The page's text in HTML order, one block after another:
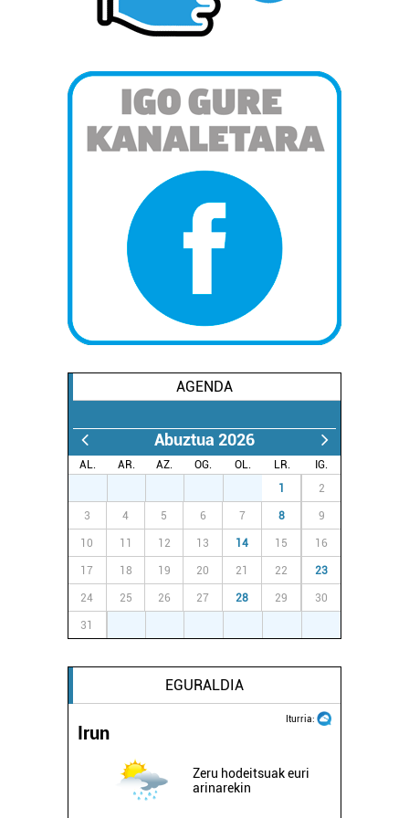
AGENDA
Abuztua 2026
AL. AR. AZ. OG. OL. LR.
IG.
1 2
3 4 5 6 7 8 9
10 11 12 13 14 15 16
17 18 19 20 21 22 23
24 25 26 27 28 29 30
31
EGURALDIA
Iturria:
Irun
Zeru hodeitsuak euri
arinarekin